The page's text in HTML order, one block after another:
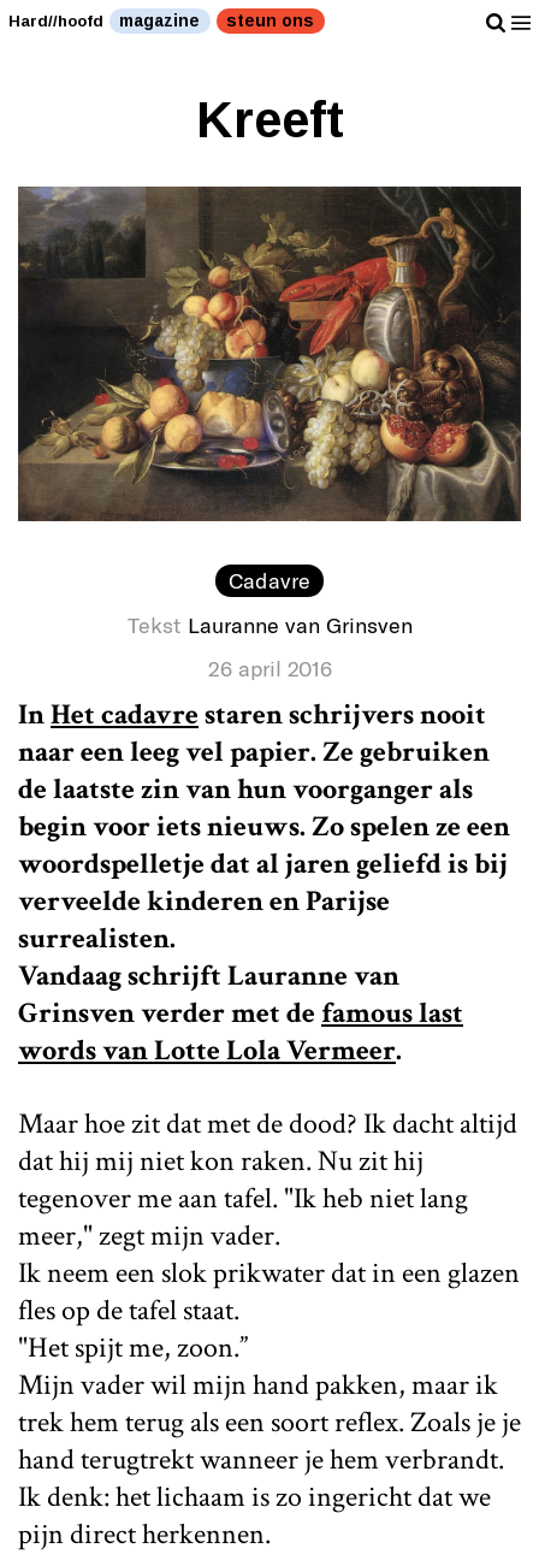
Hard//hoofd magazine steun ons
Kreeft
Cadavre
Tekst Lauranne van Grinsven
26 april 2016
InHet cadavrestaren schrijvers nooit
naar een leeg vel papier. Ze gebruiken
de laatste zin van hun voorganger als
begin voor iets nieuws. Zo spelen ze een
woordspelletje dat al jaren geliefd is bij
verveelde kinderen en Parijse
surrealisten.
Vandaag schrijft Lauranne van
Grinsven verder met de famous last
words van Lotte Lola Vermeer.
Maar hoe zit dat met de dood? Ik dacht altijd
dat hij mij niet kon raken. Nu zit hij
tegenover me aan tafel. "Ik heb niet lang
meer," zegt mijn vader.
Ik neem een slok prikwater dat in een glazen
fles op de tafel staat.
"Het spijt me, zoon.”
Mijn vader wil mijn hand pakken, maar ik
trek hem terug als een soort reflex. Zoals je je
hand terugtrekt wanneer je hem verbrandt.
Ik denk: het lichaam is zo ingericht dat we
pijn direct herkennen.